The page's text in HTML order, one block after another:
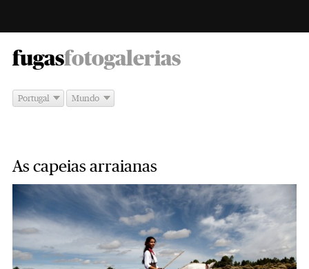
fugas -
fotogalerias
Portugal Mundo
As capeias arraianas